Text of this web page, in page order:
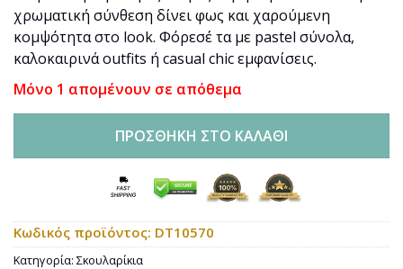
χρωματική σύνθεση δίνει φως και χαρούμενη
κομψότητα στο look. Φόρεσέ τα με pastel σύνολα,
καλοκαιρινά outfits ή casual chic εμφανίσεις.
Μόνο 1 απομένουν σε απόθεμα
ΠΡΟΣΘΉΚΗ ΣΤΟ ΚΑΛΆΘΙ
Κωδικός προϊόντος: DT10570
Κατηγορία: Σκουλαρίκια